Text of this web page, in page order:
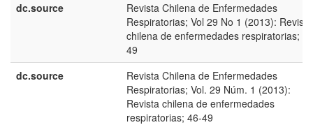
dc.source
Revista Chilena de Enfermedades
Respiratorias; Vol 29 No 1 (2013): Revista
chilena de enfermedades respiratorias;
49
dc.source
Revista Chilena de Enfermedades
Respiratorias; Vol. 29 Núm. 1 (2013):
Revista chilena de enfermedades
respiratorias; 46-49